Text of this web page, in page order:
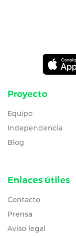
Proyecto
Equipo
Independencia
Blog
Enlaces útiles
Contacto
Prensa
Aviso legal